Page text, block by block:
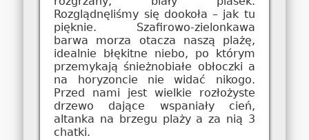
Rozglądnęliśmy się dookoła – jak tu
pięknie. Szafirowo-zielonkawa
barwa morza otacza naszą plażę,
idealnie błękitne niebo, po którym
przemykają śnieżnobiałe obłoczki a
na horyzoncie nie widać nikogo.
Przed nami jest wielkie rozłożyste
drzewo dające wspaniały cień,
altanka na brzegu plaży a za nią 3
chatki.